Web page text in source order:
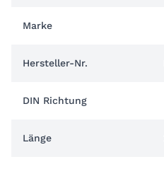
Marke
Hersteller-Nr.
DIN Richtung
Länge